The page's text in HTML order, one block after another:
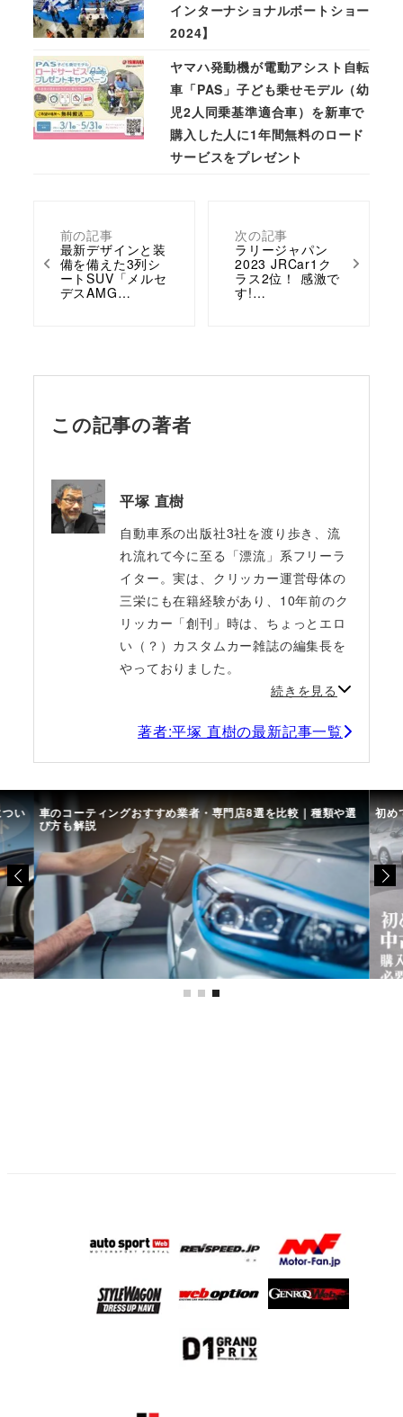
前の記事
最新デザインと装
備を備えた3列シ
ートSUV「メルセ
デスAMG…
次の記事
ラリージャパン
2023 JRCar1ク
ラス2位！ 感激で
す!…
インターナショナルボートショー
2024】
ヤマハ発動機が電動アシスト自転
車「PAS」子ども乗せモデル（幼
児2人同乗基準適合車）を新車で
購入した人に1年間無料のロード
サービスをプレゼント
この記事の著者
平塚 直樹
自動車系の出版社3社を渡り歩き、流
れ流れて今に至る「漂流」系フリーラ
イター。実は、クリッカー運営母体の
三栄にも在籍経験があり、10年前のク
リッカー「創刊」時は、ちょっとエロ
い（？）カスタムカー雑誌の編集長を
やっておりました。
続きを見る
著者:平塚 直樹の最新記事一覧
種類や選 初めての中古車選び、購入時の流れや必要な書類などについて